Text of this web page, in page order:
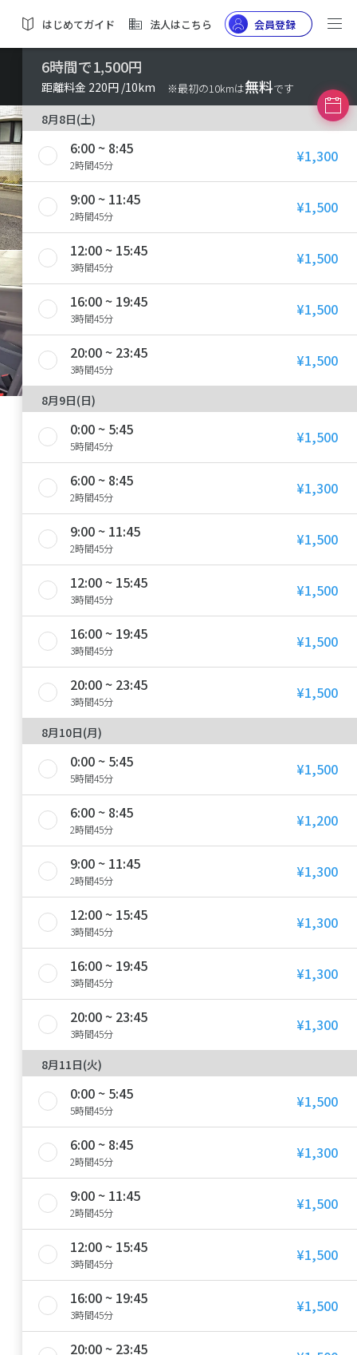
はじめてガイド 法人はこちら 会員登録
6時間で1,500円
距離料金 220円 /10km ※最初の10kmは無料です
8月8日(土)
6:00 ~ 8:45
2時間45分 ¥1,300
9:00 ~ 11:45
2時間45分 ¥1,500
12:00 ~ 15:45
3時間45分 ¥1,500
16:00 ~ 19:45
3時間45分 ¥1,500
20:00 ~ 23:45
3時間45分 ¥1,500
8月9日(日)
0:00 ~ 5:45
5時間45分 ¥1,500
6:00 ~ 8:45
2時間45分 ¥1,300
9:00 ~ 11:45
2時間45分 ¥1,500
12:00 ~ 15:45
3時間45分 ¥1,500
16:00 ~ 19:45
3時間45分 ¥1,500
20:00 ~ 23:45
3時間45分 ¥1,500
8月10日(月)
0:00 ~ 5:45
5時間45分 ¥1,500
6:00 ~ 8:45
2時間45分 ¥1,200
9:00 ~ 11:45
2時間45分 ¥1,300
12:00 ~ 15:45
3時間45分 ¥1,300
16:00 ~ 19:45
3時間45分 ¥1,300
20:00 ~ 23:45
3時間45分 ¥1,300
8月11日(火)
0:00 ~ 5:45
5時間45分 ¥1,500
6:00 ~ 8:45
2時間45分 ¥1,300
9:00 ~ 11:45
2時間45分 ¥1,500
12:00 ~ 15:45
3時間45分 ¥1,500
16:00 ~ 19:45
3時間45分 ¥1,500
20:00 ~ 23:45